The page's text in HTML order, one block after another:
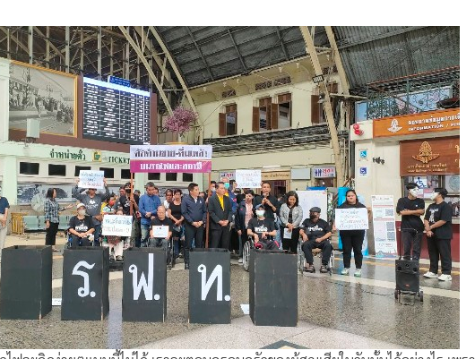
ฟจะคิดง่ายๆแบบนี้ไม่ได้ เราจะตอบครอบครัวของผู้สูญเสียในวันนั้นได้อย่างไร เพราะ